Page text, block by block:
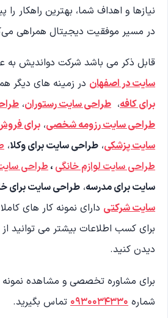
نیازها و اهداف شما، بهترین راهکار
در مسیر موفقیت دیجیتال همراهی
قابل ذکر می باشد شرکت دواندیش به
سایت در اصفهان در زمینه های دیگر
برای کافه، طراحی سایت رستوران،
طراحی سایت رزومه شخصی، برای
سایت پزشکی، طراحی سایت برای وکلا،
طراحی سایت لوازم خانگی ،طراحی
سایت برای مدرسه، طراحی سایت برای
سایت شرکتی دارای نمونه کار های
برای کسب اطلاعات بیشتر می توانید
دیدن کنید.
برای مشاوره تخصصی و مشاهده نمونه
شماره ۰۹۳۰۰۳۴۳۳۰ تماس بگیرید.